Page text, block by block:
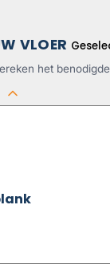
VLOER
het